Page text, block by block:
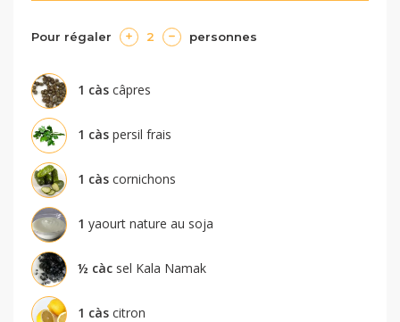
Pour régaler 2 personnes
1 càs câpres
1 càs persil frais
1 càs cornichons
1 yaourt nature au soja
½ càc sel Kala Namak
1 càs citron